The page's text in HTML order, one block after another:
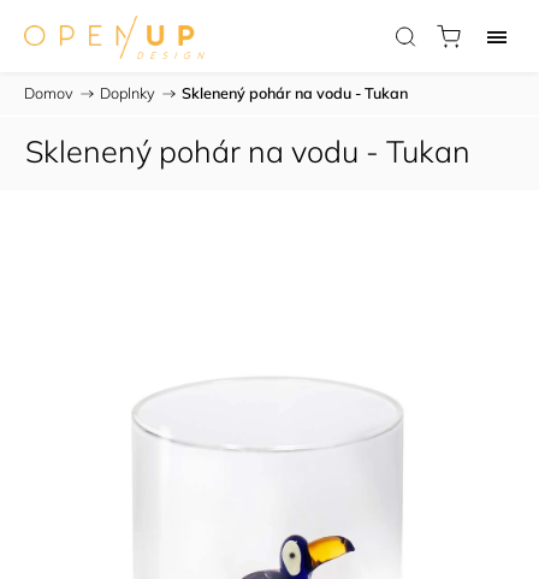
Domov / Doplnky / Sklenený pohár na vodu - Tukan
Sklenený pohár na vodu - Tukan